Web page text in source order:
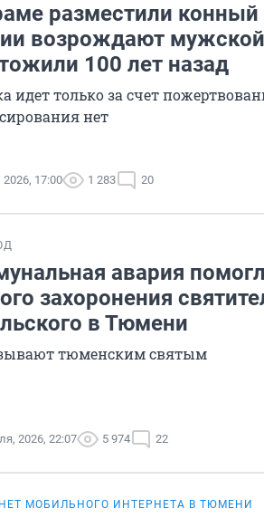
разместили
возрождают
100 лет назад
идет только за счет
нет
2026, 17:00 1 283 20
авария
захоронения
в Тюмени
тюменским святым
2026, 22:07 5 974 22
НЕТ МОБИЛЬНОГО ИНТЕРНЕТА В ТЮМЕНИ